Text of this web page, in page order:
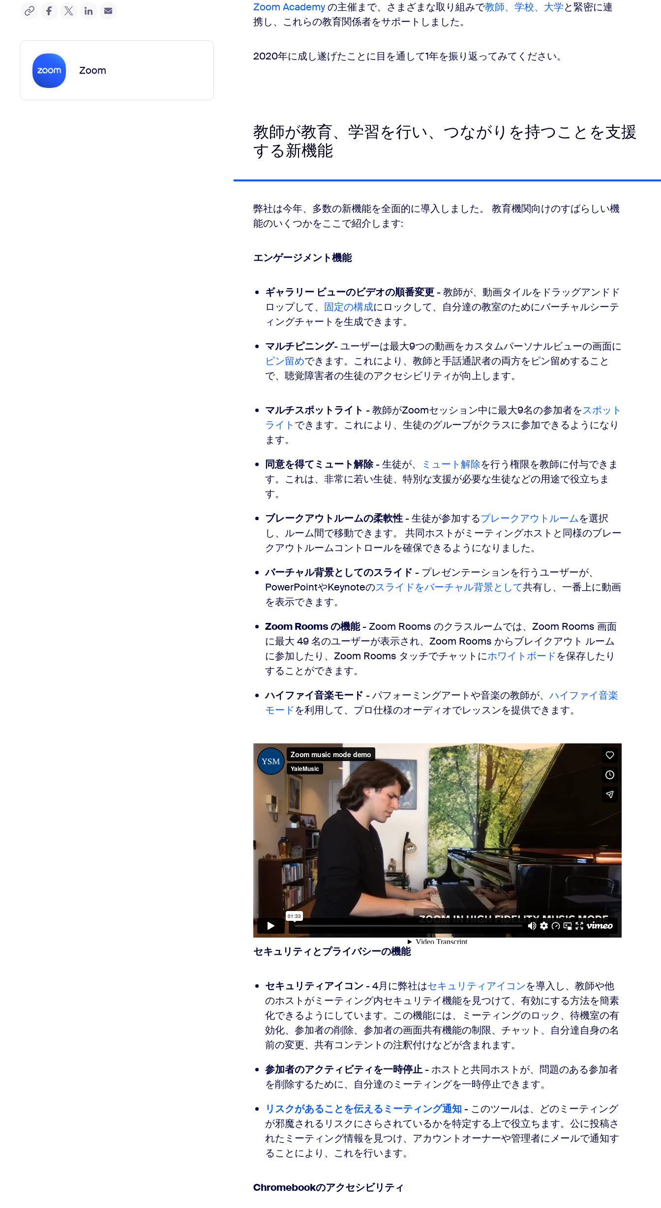
Zoom
Zoom Academyの主催まで、さまざまな取り組みで教師、学校、大学と緊密に連
携し、これらの教育関係者をサポートしました。
2020年に成し遂げたことに目を通して1年を振り返ってみてください。
教師が教育、学習を行い、つながりを持つことを支援
する新機能
弊社は今年、多数の新機能を全面的に導入しました。 教育機関向けのすばらしい機
能のいくつかをここで紹介します:
エンゲージメント機能
ギャラリー ビューのビデオの順番変更- 教師が、動画タイルをドラッグアンドド
ロップして、 固定の構成にロックして、自分達の教室のためにバーチャルシーテ
ィングチャートを生成できます。
マルチピニング- ユーザーは最大9つの動画をカスタムパーソナルビューの画面に
ピン留めできます。これにより、教師と手話通訳者の両方をピン留めすること
で、聴覚障害者の生徒のアクセシビリティが向上します。
マルチスポットライト - 教師がZoomセッション中に最大9名の参加者をスポット
ライト できます。これにより、生徒のグループがクラスに参加できるようになり
ます。
同意を得てミュート解除- 生徒が、 ミュート解除を行う権限を教師に付与できま
す。これは、非常に若い生徒、特別な支援が必要な生徒などの用途で役立ちま
す。
ブレークアウトルームの柔軟性- 生徒が参加するブレークアウトルームを選択
し、ルーム間で移動できます。 共同ホストがミーティングホストと同様のブレー
クアウトルームコントロールを確保できるようになりました。
バーチャル背景としてのスライド - プレゼンテーションを行うユーザーが、
PowerPointやKeynoteのスライドをバーチャル背景として共有し、一番上に動画
を表示できます。
Zoom Rooms の機能- Zoom Rooms のクラスルームでは、Zoom Rooms 画面
に最大 49 名のユーザーが表示され、Zoom Rooms からブレイクアウト ルーム
に参加したり、Zoom Rooms タッチでチャットにホワイトボードを保存したり
することができます。
ハイファイ音楽モード - パフォーミングアートや音楽の教師が、 ハイファイ音楽
モードを利用して、プロ仕様のオーディオでレッスンを提供できます。
セキュリティとプライバシーの機能
セキュリティアイコン - 4月に弊社はセキュリティアイコンを導入し、教師や他
のホストがミーティング内セキュリテイ機能を見つけて、有効にする方法を簡素
化できるようにしています。この機能には、ミーティングのロック、待機室の有
効化、参加者の削除、参加者の画面共有機能の制限、チャット、自分達自身の名
前の変更、共有コンテントの注釈付けなどが含まれます。
参加者のアクティビティを一時停止- ホストと共同ホストが、問題のある参加者
を削除するために、自分達のミーティングを一時停止できます。
リスクがあることを伝えるミーティング通知 - このツールは、どのミーティング
が邪魔されるリスクにさらされているかを特定する上で役立ちます。公に投稿さ
れたミーティング情報を見つけ、アカウントオーナーや管理者にメールで通知す
ることにより、これを行います。
Chromebookのアクセシビリティ